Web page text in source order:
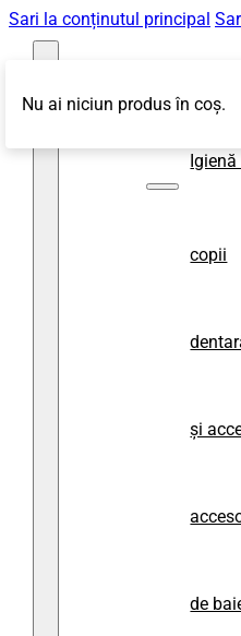
Sari la conținutul principal
copii
și
de
Nu ai niciun produs în coș.